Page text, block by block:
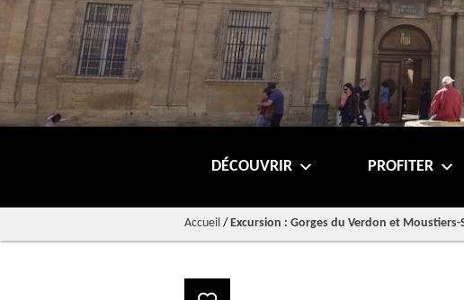
DÉCOUVRIR PROFITER
Accueil / Excursion : Gorges du Verdon et Moustiers-